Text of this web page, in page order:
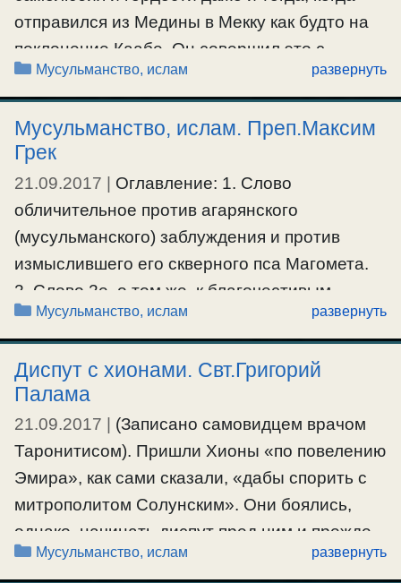
божественное откровение. …
Ещё…
#мусульмане
отправился из Медины в Мекку как будто на
поклонение Каабе. Он совершил это с
хитростью и обманом. Он вошел в Каабу «как
священная глава Аравии», совершил там
обряды веры, т.е. омылся, брился, принес
жертвы, семь раз объехал вокруг Каабы
верхом на …
Ещё…
#мусульмане
Рубрики
Мусульманство, ислам развернуть
Мусульманство, ислам. Преп.Максим
Грек
21.09.2017 | Оглавление: 1. Слово
обличительное против агарянского
(мусульманского) заблуждения и против
измыслившего его скверного пса Магомета.
2. Слово 2е, о том же, к благочестивым
против богоборца и пса Магомета; здесь же
отчасти и сказание о кончине века сего. 3.
Ответы христиан против агарян(мусульман),
хулящих нашу православную христианскую
веру. 1. Слово обличительное против
агарянского (мусульманского) заблуждения и
…
Ещё…
#мусульмане
Рубрики
Мусульманство, ислам развернуть
Диспут с хионами. Свт.Григорий
Палама
21.09.2017
(Записано самовидцем врачом
Таронитисом). Пришли Хионы «по повелению
Эмира», как сами сказали, «дабы спорить с
митрополитом Солунским». Они боялись,
однако, начинать диспут пред ним и прежде
всего они пытались склонить меня, епископа
Рубрики
Мусульманство, ислам развернуть